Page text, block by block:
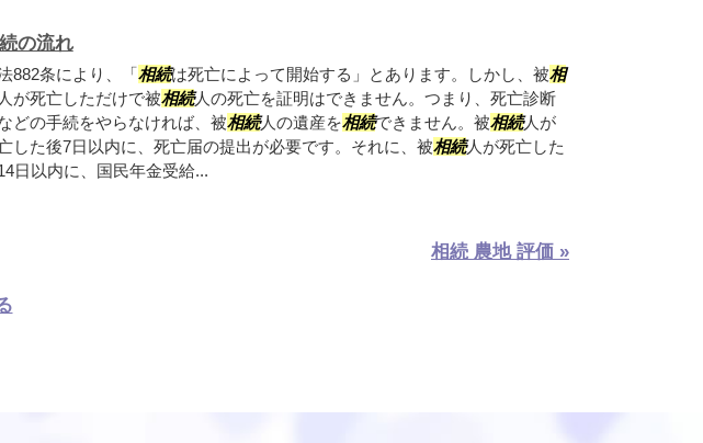
の流れ
882条により、「相続は死亡によって開始する」とあります。しかし、被相
が死亡しただけで被相続人の死亡を証明はできません。つまり、死亡診断
どの手続をやらなければ、被相続人の遺産を相続できません。被相続人が
した後7日以内に、死亡届の提出が必要です。それに、被相続人が死亡した
日以内に、国民年金受給...
相続 農地 評価 »